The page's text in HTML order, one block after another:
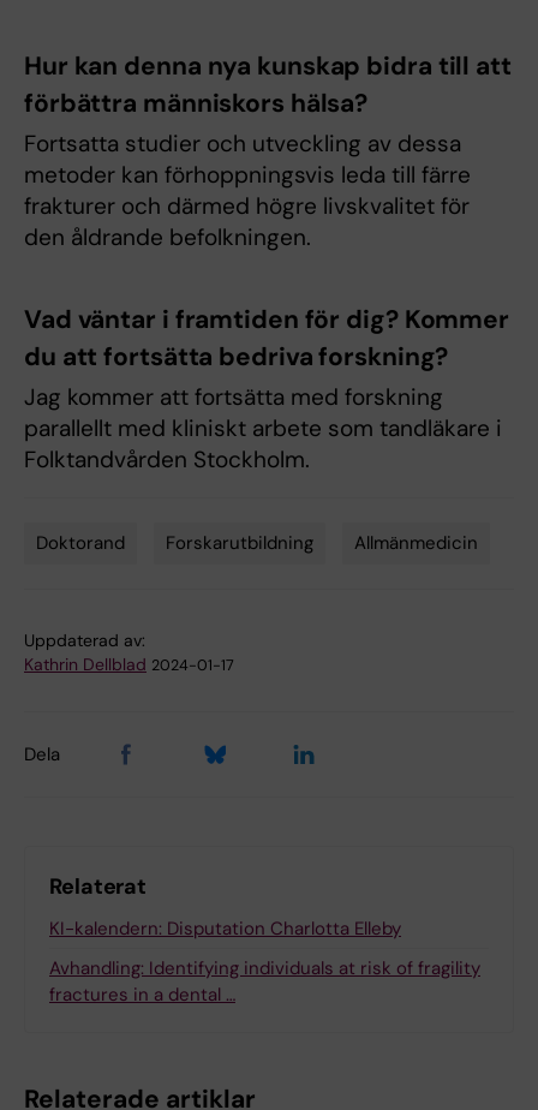
Hur kan denna nya kunskap bidra till att
förbättra människors hälsa?
Fortsatta studier och utveckling av dessa
metoder kan förhoppningsvis leda till färre
frakturer och därmed högre livskvalitet för
den åldrande befolkningen.
Vad väntar i framtiden för dig? Kommer
du att fortsätta bedriva forskning?
Jag kommer att fortsätta med forskning
parallellt med kliniskt arbete som tandläkare i
Folktandvården Stockholm.
Doktorand Forskarutbildning Allmänmedicin
Uppdaterad av:
Kathrin Dellblad 2024-01-17
Dela
Relaterat
KI-kalendern: Disputation Charlotta Elleby
Avhandling: Identifying individuals at risk of fragility
fractures in a dental …
Relaterade artiklar